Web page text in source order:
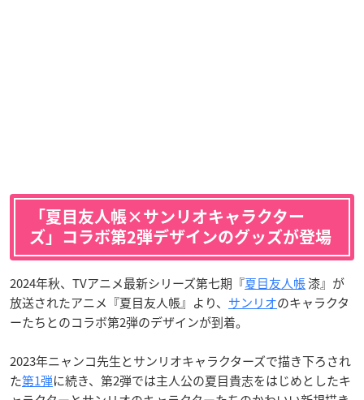
「夏目友人帳×サンリオキャラクター
ズ」コラボ第2弾デザインのグッズが登場
2024年秋、TVアニメ最新シリーズ第七期『夏目友人帳漆』が
放送されたアニメ『夏目友人帳』より、 サンリオのキャラクタ
ーたちとのコラボ第2弾のデザインが到着。
2023年ニャンコ先生とサンリオキャラクターズで描き下ろされ
た第1弾に続き、第2弾では主人公の夏目貴志をはじめとしたキ